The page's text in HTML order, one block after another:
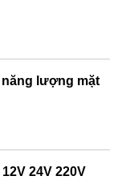
năng lượng mặt
24V 220V